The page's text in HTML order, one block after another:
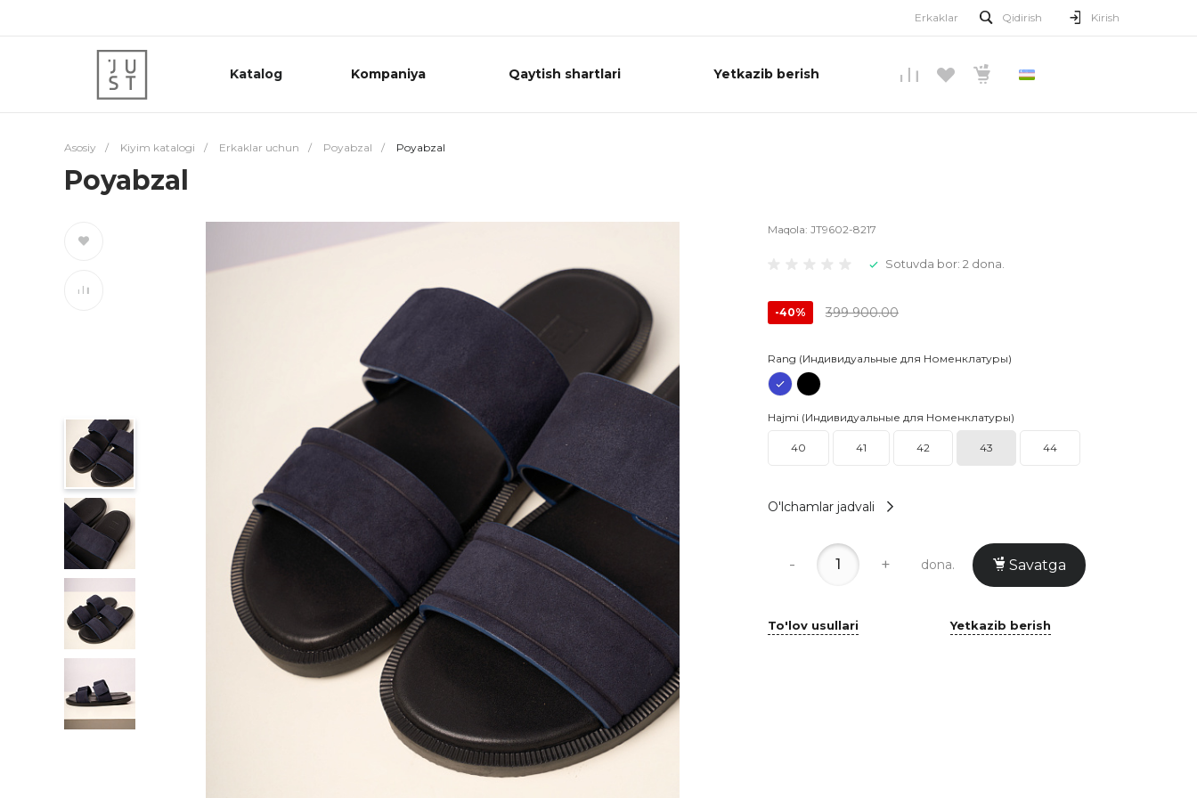
Erkaklar Qidirish Kirish
Katalog Kompaniya Qaytish shartlari Yetkazib berish
Asosiy / Kiyim katalogi / Erkaklar uchun / Poyabzal / Poyabzal
Poyabzal
Maqola: JT9602-8217
Sotuvda bor: 2 dona.
-40% 399 900.00
Rang (Индивидуальные для Номенклатуры)
Hajmi (Индивидуальные для Номенклатуры)
40 41 42 43 44
O'lchamlar jadvali
- + dona. Savatga
To'lov usullari Yetkazib berish